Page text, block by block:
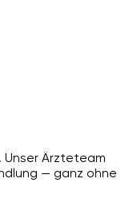
Unser Ärzteteam
— ganz ohne